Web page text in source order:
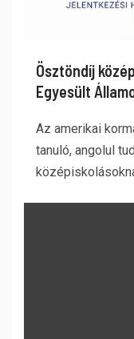
Ösztöndíj
Egyesült
Az amerikai
tanuló, angolul